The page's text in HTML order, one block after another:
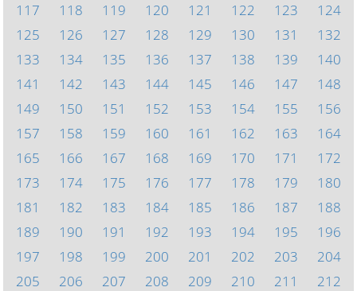
117
118 119 120 121 122 123
124
125
126 127 128 129 130 131
132
133
134 135 136 137 138 139
140
141
142 143 144 145 146 147
148
149
150 151 152 153 154 155
156
157
158 159 160 161 162 163
164
165
166 167 168 169 170 171
172
173
174 175 176 177 178 179
180
181
182 183 184 185 186 187
188
189
190 191 192 193 194 195
196
197
198 199 200 201 202 203
204
205
206 207 208 209 210 211
212